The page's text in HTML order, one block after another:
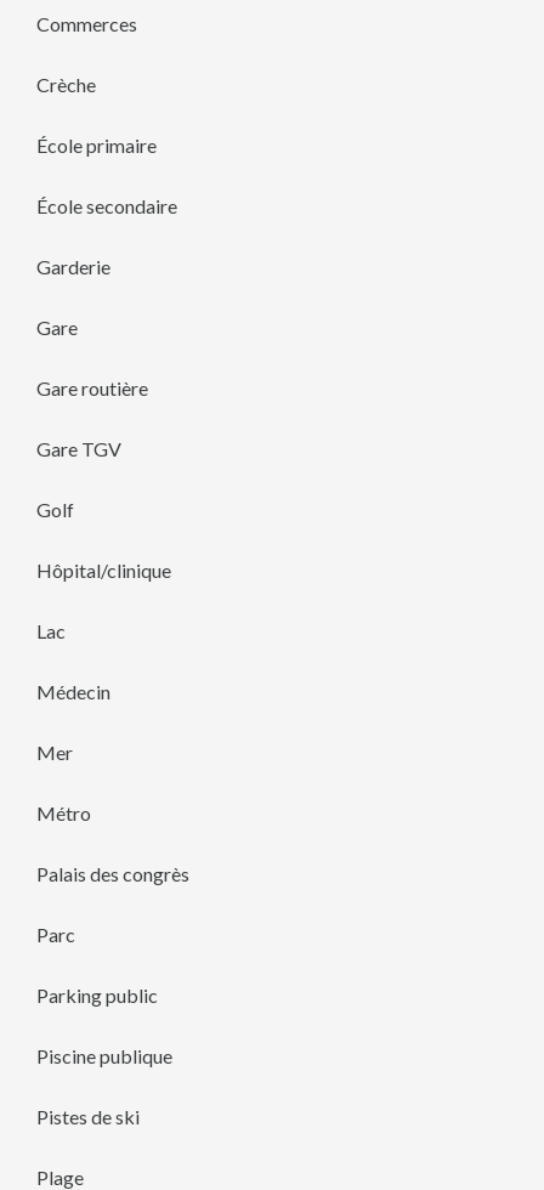
Commerces
Crèche
École primaire
École secondaire
Garderie
Gare
Gare routière
Gare TGV
Golf
Hôpital/clinique
Lac
Médecin
Mer
Métro
Palais des congrès
Parc
Parking public
Piscine publique
Pistes de ski
Plage